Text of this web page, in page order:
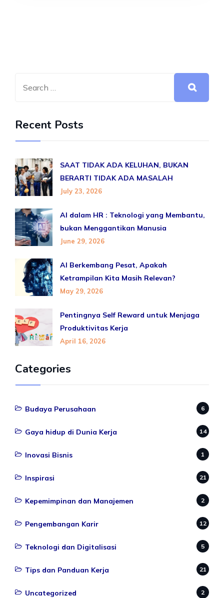
Recent Posts
SAAT TIDAK ADA KELUHAN, BUKAN
BERARTI TIDAK ADA MASALAH
July 23, 2026
AI dalam HR : Teknologi yang Membantu,
bukan Menggantikan Manusia
June 29, 2026
AI Berkembang Pesat, Apakah
Ketrampilan Kita Masih Relevan?
May 29, 2026
Pentingnya Self Reward untuk Menjaga
Produktivitas Kerja
April 16, 2026
Categories
Budaya Perusahaan 6
Gaya hidup di Dunia Kerja 14
Inovasi Bisnis 1
Inspirasi 21
Kepemimpinan dan Manajemen 2
Pengembangan Karir 12
Teknologi dan Digitalisasi 5
Tips dan Panduan Kerja 21
Uncategorized 2